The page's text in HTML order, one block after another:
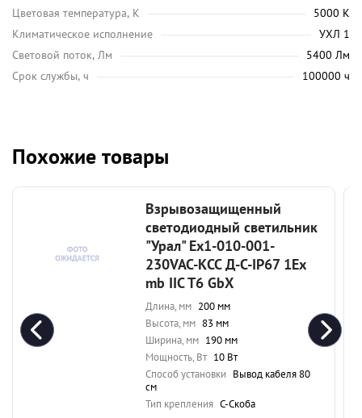
Цветовая температура, K
5000 K
Климатическое исполнение
УХЛ 1
Световой поток, Лм
5400 Лм
Срок службы, ч
100000 ч
Похожие товары
Взрывозащищенный
светодиодный светильник
"Урал" Ex1-010-001-
230VAC-КСС Д-С-IP67 1Ex
mb IIC T6 GbX
Длина, мм 200 мм
Высота, мм 83 мм
Ширина, мм 190 мм
Мощность, Вт 10 Вт
Способ установки Вывод кабеля 80
см
Тип крепления С-Скоба